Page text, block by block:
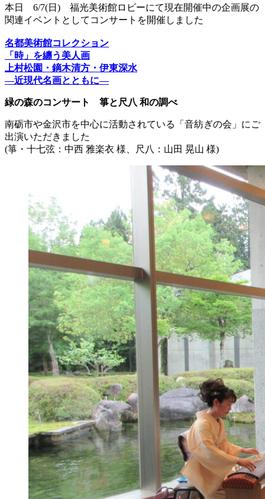
本日 6/7(日) 福光美術館ロビーにて現在開催中の企画展の
関連イベントとしてコンサートを開催しました
名都美術館コレクション
「時」を纏う美人画
上村松園・鏑木清方・伊東深水
―近現代名画とともに―
緑の森のコンサート 箏と尺八 和の調べ
南砺市や金沢市を中心に活動されている「音紡ぎの会」にご
出演いただきました
(箏・十七弦：中西 雅楽衣 様、尺八：山田 晃山 様)